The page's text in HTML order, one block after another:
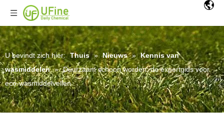
U bevindt zich hier: Thuis » Nieuws » Kennis van
wasmiddelen » Duurzaam schoon worden: de expertgids voor
eco-wasmiddelvellen